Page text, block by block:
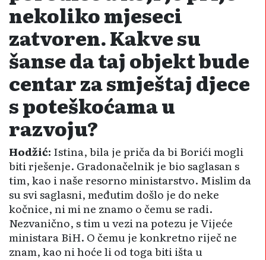
nekoliko mjeseci
zatvoren. Kakve su
šanse da taj objekt bude
centar za smještaj djece
s poteškoćama u
razvoju?
Hodžić: Istina, bila je priča da bi Borići mogli
biti rješenje. Gradona­čelnik je bio saglasan s
tim, kao i naše resorno ministarstvo. Mislim da
su svi saglasni, međutim došlo je do neke
kočnice, ni mi ne znamo o čemu se radi.
Nezvanično, s tim u vezi na potezu je Vijeće
ministara BiH. O čemu je konkretno riječ ne
znam, kao ni hoće li od toga biti išta u